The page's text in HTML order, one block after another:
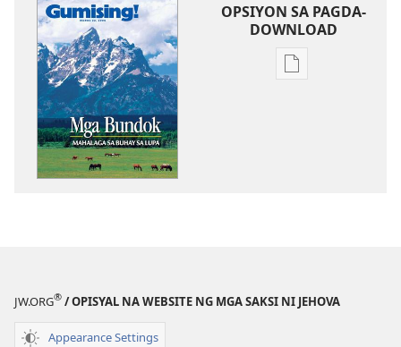
OPSIYON SA PAGDA-
DOWNLOAD
Opsiyon
JW.ORG® / OPISYAL NA WEBSITE NG MGA SAKSI NI JEHOVA
Appearance Settings